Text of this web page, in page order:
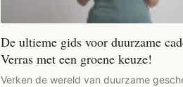
De ultieme gids voor duurzame
Verras met een groene keuze!
Verken de wereld van duurzame